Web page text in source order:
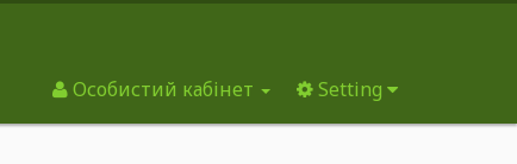
Особистий кабінет
Setting